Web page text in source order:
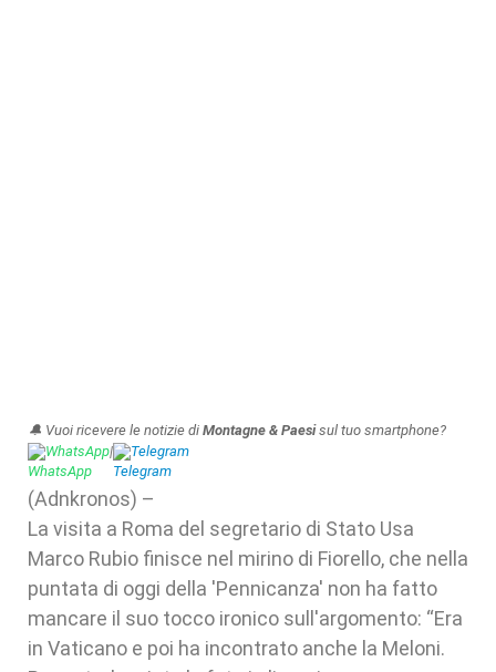
🔔 Vuoi ricevere le notizie di Montagne & Paesisul tuo smartphone?
WhatsApp| Telegram
(Adnkronos) –
La visita a Roma del segretario di Stato Usa
Marco Rubio finisce nel mirino di Fiorello, che nella
puntata di oggi della 'Pennicanza' non ha fatto
mancare il suo tocco ironico sull'argomento: “Era
in Vaticano e poi ha incontrato anche la Meloni.